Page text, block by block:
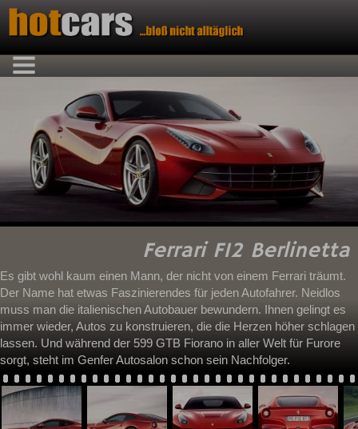
Ferrari F12 Berlinetta
Es gibt wohl kaum einen Mann, der nicht von einem Ferrari träumt.
Der Name hat etwas Faszinierendes für jeden Autofahrer. Neidlos
muss man die italienischen Autobauer bewundern. Ihnen gelingt es
immer wieder, Autos zu konstruieren, die die Herzen höher schlagen
lassen. Und während der 599 GTB Fiorano in aller Welt für Furore
sorgt, steht im Genfer Autosalon schon sein Nachfolger.